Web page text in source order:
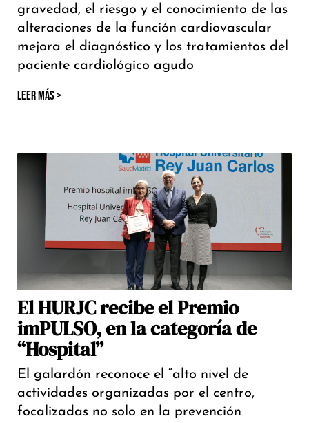
gravedad, el riesgo y el conocimiento de las
alteraciones de la función cardiovascular
mejora el diagnóstico y los tratamientos del
paciente cardiológico agudo
LEER MÁS >
El HURJC recibe el Premio
imPULSO, en la categoría de
“Hospital”
El galardón reconoce el “alto nivel de
actividades organizadas por el centro,
focalizadas no solo en la prevención